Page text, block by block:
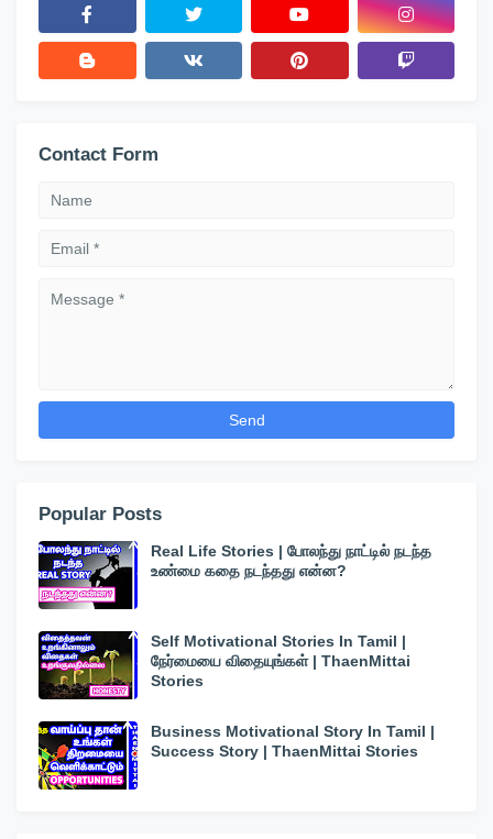
Contact Form
Popular Posts
Real Life Stories | போலந்து நாட்டில் நடந்த
உண்மை கதை நடந்தது என்ன?
Self Motivational Stories In Tamil |
நேர்மையை விதையுங்கள் | ThaenMittai
Stories
Business Motivational Story In Tamil |
Success Story | ThaenMittai Stories